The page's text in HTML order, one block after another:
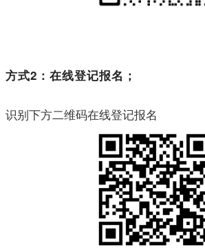
方式2：在线登记报名；
识别下方二维码在线登记报名